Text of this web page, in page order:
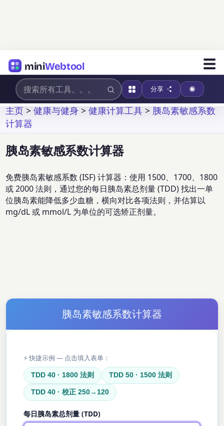
miniWebtool ☰
分享
主页>健康与健身>健康计算工具>胰岛素敏感系数
计算器
胰岛素敏感系数计算器
免费胰岛素敏感系数 (ISF) 计算器：使用 1500、1700、1800
或 2000 法则，通过您的每日胰岛素总剂量 (TDD) 找出一单
位胰岛素能降低多少血糖，横向对比各项法则，并估算以
mg/dL 或 mmol/L 为单位的可选矫正剂量。
胰岛素敏感系数计算器
⚡ 快捷示例 — 点击填入表单：
TDD 40 · 1800 法则 TDD 50 · 1500 法则
TDD 40 · 校正 250→120
每日胰岛素总剂量 (TDD)